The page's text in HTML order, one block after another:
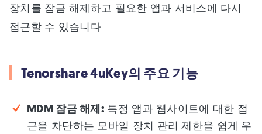
장치를 잠금 해제하고 필요한 앱과 서비스에 다시
접근할 수 있습니다.
Tenorshare 4uKey의 주요 기능
MDM 잠금 해제: 특정 앱과 웹사이트에 대한 접
근을 차단하는 모바일 장치 관리 제한을 쉽게 우